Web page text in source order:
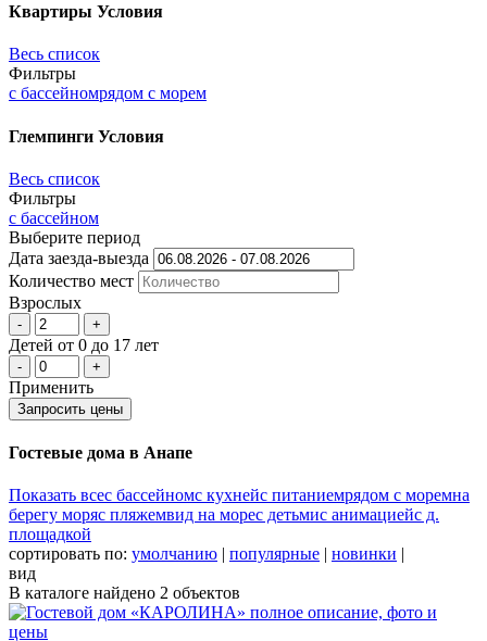
Квартиры Условия
Весь список
Фильтры
с бассейномрядом с морем
Глемпинги Условия
Весь список
Фильтры
с бассейном
Выберите период
Дата заезда-выезда
Количеcтво мест
Взрослых
- +
Детей от 0 до 17 лет
- +
Применить
Запросить цены
Гостевые дома в Анапе
Показать всес бассейномс кухнейс питаниемрядом с моремна
берегу моряс пляжемвид на морес детьмис анимациейс д.
площадкой
сортировать по: умолчанию | популярные | новинки |
вид
В каталоге найдено 2 объектов